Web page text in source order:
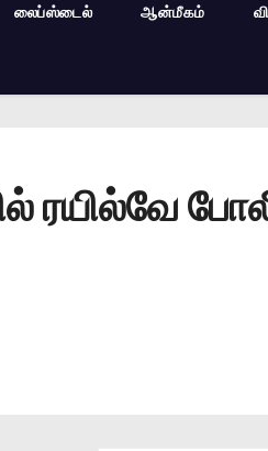
லைப்ஸ்டைல் ஆன்மீகம்
ரயில்வே